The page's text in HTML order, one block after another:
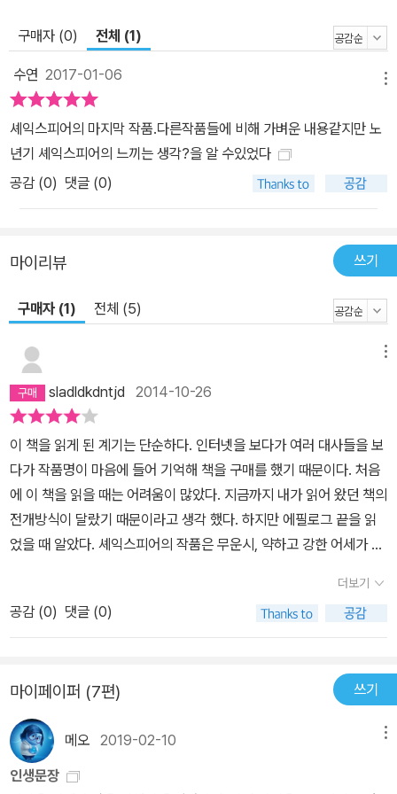
구매자 (0) 전체 (1)
수연 2017-01-06
셰익스피어의 마지막 작품.다른작품들에 비해 가벼운 내용같지만 노
년기 셰익스피어의 느끼는 생각?을 알 수있었다
공감 (0) 댓글 (0)
마이리뷰 쓰기
구매자 (1) 전체 (5)
sladldkdntjd 2014-10-26
이 책을 읽게 된 계기는 단순하다. 인터넷을 보다가 여러 대사들을 보
다가 작품명이 마음에 들어 기억해 책을 구매를 했기 때문이다. 처음
에 이 책을 읽을 때는 어려움이 많았다. 지금까지 내가 읽어 왔던 책의
전개방식이 달랐기 때문이라고 생각 했다. 하지만 에필로그 끝을 읽
었을 때 알았다. 셰익스피어의 작품은 무운시, 약하고 강한 어세가 없
이 불가능 하다고 한다. 그리고 등장인물들의 이름 또한 길고 어려워
처음 등장 인물을 보면서 계속 읽어 나갔다. 기억이 나는 장면은
두 장면정도이다. 하나는 처음20p에 나오는 푸로스퍼로가 자신의
겨 났지만 자신의 딸을 보면서 삶의 희망을 찾은 아버지의 모습을
볼 수 있었으며, 세상 모든 아버지는 자신의 자식을 보고 기운을 차
리게 될 수 있다는 것을 다시 한번 느꼈다. 또 하나의 장면은 마지막
장면이다. 원래 푸로스퍼로가 마술로 그들을 벌하려 했지만 결국 알
더보기
공감 (0) 댓글 (0)
마이페이퍼 (7편) 쓰기
메오 2019-02-10
인생문장